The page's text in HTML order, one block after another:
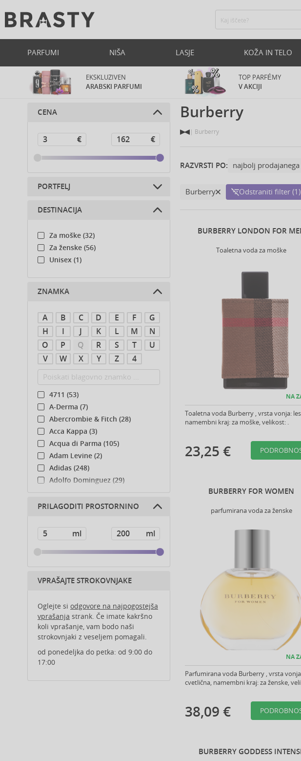
PARFUMI NIŠA LASJE KOŽA IN TELO
EKSKLUZIVEN
ARABSKI PARFUMI
TOP PARFÉMY
V AKCIJI
Burberry
Burberry
RAZVRSTI PO:
Burberry Odstraniti filter (1)
BURBERRY LONDON FOR
Toaletna voda za moške
NA
Toaletna voda Burberry , vrsta vonja:
namembni kraj: za moške, velikost: .
23,25 €
BURBERRY FOR WOMEN
parfumirana voda za ženske
NA
Parfumirana voda Burberry , vrsta
cvetlična, namembni kraj: za ženske,
38,09 €
BURBERRY GODDESS
CENA
PORTFELJ
Parfumi (89)
DESTINACIJA
Za moške (32)
Za ženske (56)
Unisex (1)
ZNAMKA
A B C D E F
G
H
I J K L M
N
O
P Q R S T
U
V
W X Y Z 4
4711 (53)
A-Derma (7)
Abercrombie & Fitch (28)
Acca Kappa (3)
Acqua di Parma (105)
Adam Levine (2)
Adidas (248)
Adolfo Dominguez (29)
Adyan (78)
Affinage (1)
Agent Provocateur (13)
Ahava (49)
Aigner (43)
Ajmal (165)
Al Haramain (183)
Alberta Ferretti (1)
Alcina (156)
Alexander McQueen (2)
Alexandre.J (32)
Alfaparf Milano (175)
Alfred Sung (7)
PRILAGODITI PROSTORNINO
VPRAŠAJTE STROKOVNJAKE
Oglejte si odgovore na najpogostejša
vprašanja strank. Če imate kakršno
koli vprašanje, vam bodo naši
strokovnjaki z veseljem pomagali.
od ponedeljka do petka: od 9:00 do
17:00